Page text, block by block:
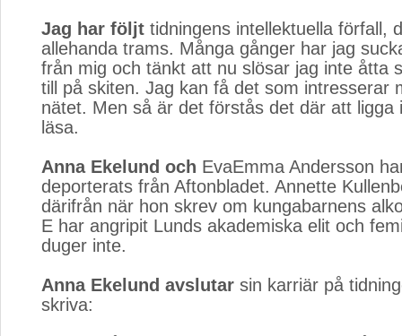
Jag har följt tidningens intellektuella förfall,
allehanda trams. Många gånger har jag
från mig och tänkt att nu slösar jag inte åtta
till på skiten. Jag kan få det som intresserar
nätet. Men så är det förstås det där att ligga
läsa.
Anna Ekelund och EvaEmma Andersson
deporterats från Aftonbladet. Annette
därifrån när hon skrev om kungabarnens
E har angripit Lunds akademiska elit och
duger inte.
Anna Ekelund avslutar sin karriär på
skriva: